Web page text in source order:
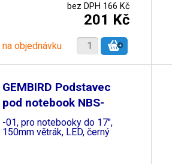
bez DPH 166 Kč
201 Kč
na objednávku
GEMBIRD Podstavec
pod notebook NBS-
1F17T
-01, pro notebooky do 17",
150mm větrák, LED, černý